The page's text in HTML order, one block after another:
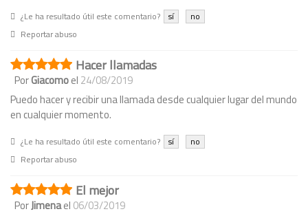
¿Le ha resultado útil este comentario? sí
no
Reportar abuso
Hacer llamadas
PorGiacomoel 24/08/2019
Puedo hacer y recibir una llamada desde cualquier lugar del mundo
en cualquier momento.
¿Le ha resultado útil este comentario? sí
no
Reportar abuso
El mejor
PorJimenael 06/03/2019